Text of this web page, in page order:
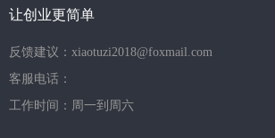
让创业更简单
反馈建议：xiaotuzi2018@foxmail.com
客服电话：
工作时间：周一到周六